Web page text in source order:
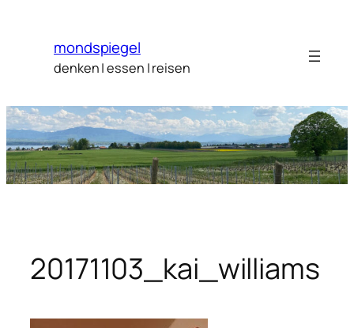
springen
mondspiegel
denken | essen | reisen
20171103_kai_williams